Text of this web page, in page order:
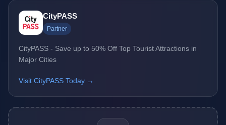
CityPASS
Partner
CityPASS - Save up to 50% Off Top Tourist Attractions in
Major Cities
Visit CityPASS Today →